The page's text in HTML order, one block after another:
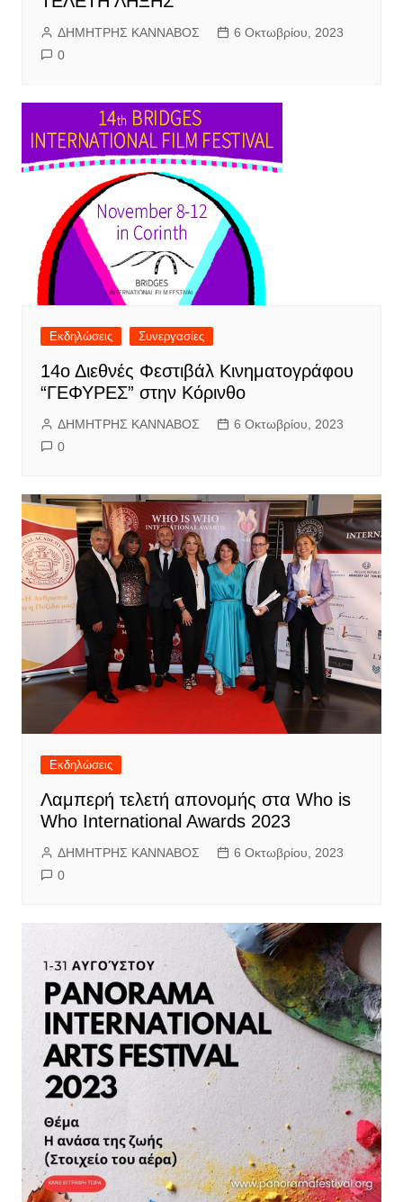
ΔΗΜΗΤΡΗΣ ΚΑΝΝΑΒΟΣ
6 Οκτωβρίου, 2023
0
Εκδηλώσεις Συνεργασίες
14ο Διεθνές Φεστιβάλ Κινηματογράφου
“ΓΕΦΥΡΕΣ” στην Κόρινθο
ΔΗΜΗΤΡΗΣ ΚΑΝΝΑΒΟΣ
6 Οκτωβρίου, 2023
0
Εκδηλώσεις
Λαμπερή τελετή απονομής στα Who is
Who International Awards 2023
ΔΗΜΗΤΡΗΣ ΚΑΝΝΑΒΟΣ
6 Οκτωβρίου, 2023
0